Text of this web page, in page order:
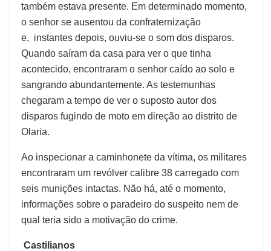
também estava presente. Em determinado momento,
o senhor se ausentou da confraternização
e, instantes depois, ouviu-se o som dos disparos.
Quando saíram da casa para ver o que tinha
acontecido, encontraram o senhor caído ao solo e
sangrando abundantemente. As testemunhas
chegaram a tempo de ver o suposto autor dos
disparos fugindo de moto em direção ao distrito de
Olaria.
Ao inspecionar a caminhonete da vítima, os militares
encontraram um revólver calibre 38 carregado com
seis munições intactas. Não há, até o momento,
informações sobre o paradeiro do suspeito nem de
qual teria sido a motivação do crime.
Castilianos